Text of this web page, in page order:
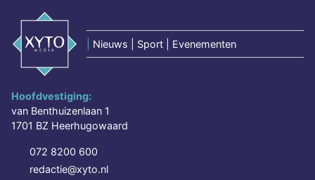
Nieuws | Sport | Evenementen
Hoofdvestiging:
van Benthuizenlaan 1
1701 BZ Heerhugowaard
072 8200 600
redactie@xyto.nl